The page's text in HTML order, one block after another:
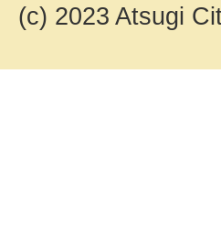
(c) 2023 Atsugi